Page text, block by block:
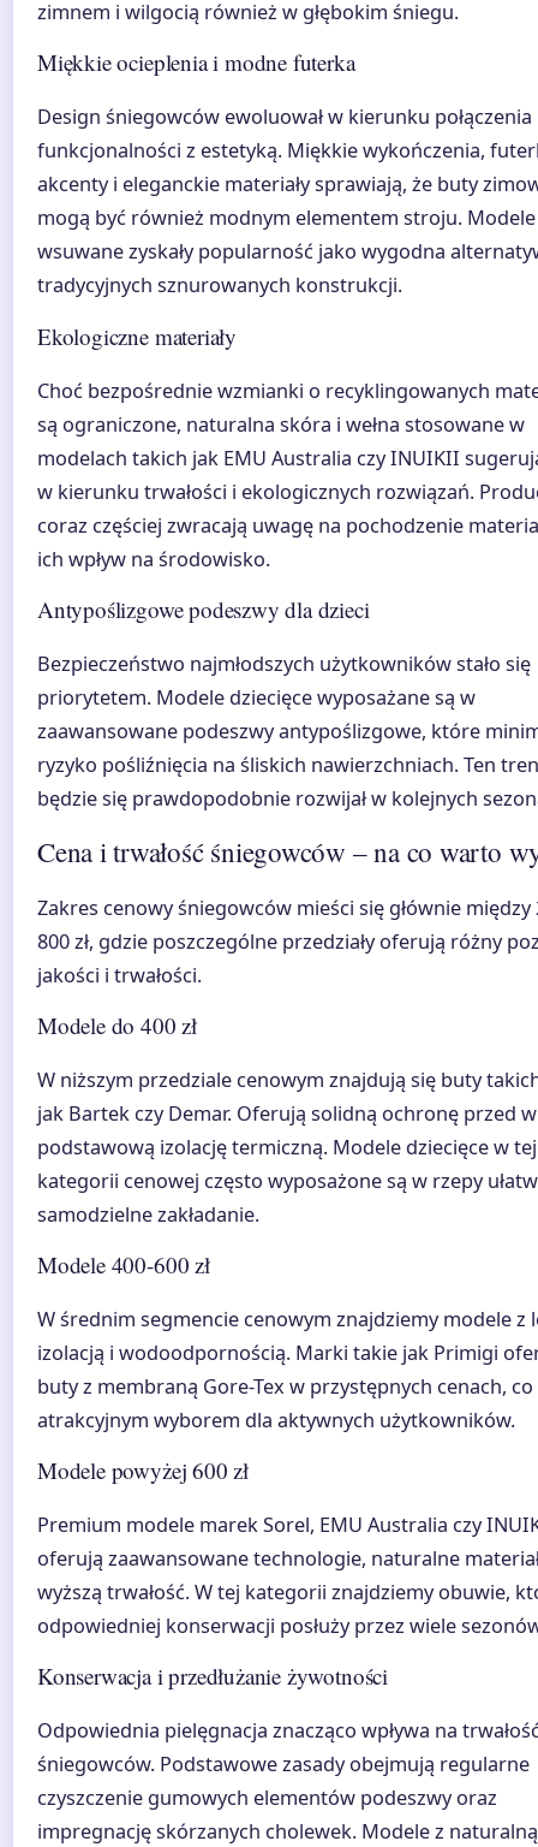
zimnem i wilgocią również w głębokim śniegu.
Miękkie ocieplenia i modne futerka
Design śniegowców ewoluował w kierunku połączenia
funkcjonalności z estetyką. Miękkie wykończenia,
akcenty i eleganckie materiały sprawiają, że buty
mogą być również modnym elementem stroju. Modele
wsuwane zyskały popularność jako wygodna
tradycyjnych sznurowanych konstrukcji.
Ekologiczne materiały
Choć bezpośrednie wzmianki o recyklingowanych
są ograniczone, naturalna skóra i wełna stosowane w
modelach takich jak EMU Australia czy INUIKII
w kierunku trwałości i ekologicznych rozwiązań.
coraz częściej zwracają uwagę na pochodzenie
ich wpływ na środowisko.
Antypoślizgowe podeszwy dla dzieci
Bezpieczeństwo najmłodszych użytkowników stało się
priorytetem. Modele dziecięce wyposażane są w
zaawansowane podeszwy antypoślizgowe, które
ryzyko pośliźnięcia na śliskich nawierzchniach. Ten
będzie się prawdopodobnie rozwijał w kolejnych
Cena i trwałość śniegowców – na co warto
Zakres cenowy śniegowców mieści się głównie między
800 zł, gdzie poszczególne przedziały oferują różny
jakości i trwałości.
Modele do 400 zł
W niższym przedziale cenowym znajdują się buty
jak Bartek czy Demar. Oferują solidną ochronę przed
podstawową izolację termiczną. Modele dziecięce w tej
kategorii cenowej często wyposażone są w rzepy
samodzielne zakładanie.
Modele 400-600 zł
W średnim segmencie cenowym znajdziemy modele z
izolacją i wodoodpornością. Marki takie jak Primigi
buty z membraną Gore-Tex w przystępnych cenach, co
atrakcyjnym wyborem dla aktywnych użytkowników.
Modele powyżej 600 zł
Premium modele marek Sorel, EMU Australia czy
oferują zaawansowane technologie, naturalne
wyższą trwałość. W tej kategorii znajdziemy obuwie,
odpowiedniej konserwacji posłuży przez wiele
Konserwacja i przedłużanie żywotności
Odpowiednia pielęgnacja znacząco wpływa na
śniegowców. Podstawowe zasady obejmują regularne
czyszczenie gumowych elementów podeszwy oraz
impregnację skórzanych cholewek. Modele z naturalną